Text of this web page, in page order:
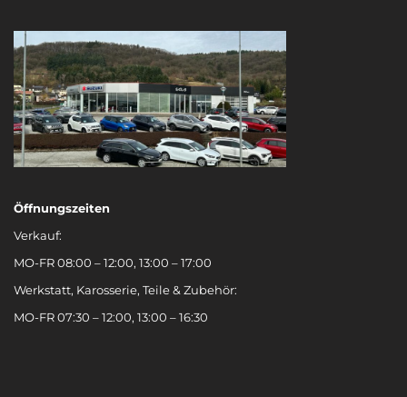
Öffnungszeiten
Verkauf:
MO-FR 08:00 – 12:00, 13:00 – 17:00
Werkstatt, Karosserie, Teile & Zubehör:
MO-FR 07:30 – 12:00, 13:00 – 16:30